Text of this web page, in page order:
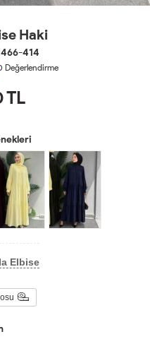
Haki
414
Değerlendirme
TL
Elbise